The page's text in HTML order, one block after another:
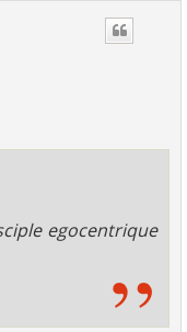
egocentrique